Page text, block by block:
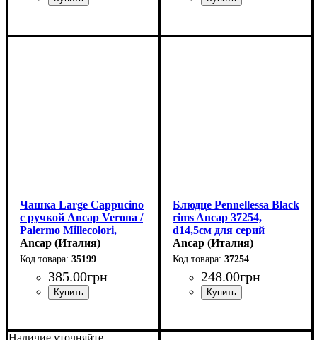
Чашка Large Cappucino
с ручкой Ancap Verona /
Palermo Millecolori,
ручная роспись, мазок
A, цвет черный (260 мл)
Ancap (Италия)
35199
385.00грн
Блюдце Pennellessa Black
rims Ancap 37254,
d14,5см для серий
Verona, Torino
Ancap (Италия)
37254
248.00грн
Наличие уточняйте